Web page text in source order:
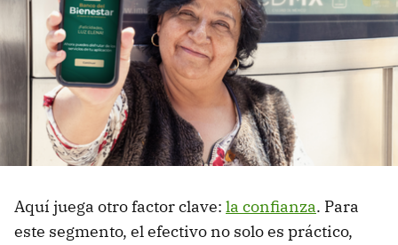
Aquí juega otro factor clave: la confianza. Para
este segmento, el efectivo no solo es práctico,